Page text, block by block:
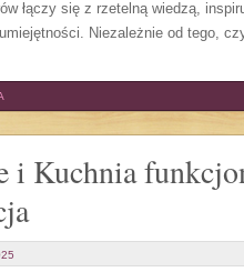
łączy się z rzetelną wiedzą,
Niezależnie od tego,
i Kuchnia